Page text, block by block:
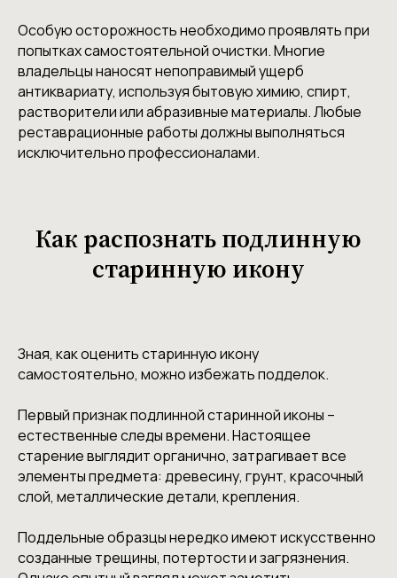
Особую осторожность необходимо проявлять при
попытках самостоятельной очистки. Многие
владельцы наносят непоправимый ущерб
антиквариату, используя бытовую химию, спирт,
растворители или абразивные материалы. Любые
реставрационные работы должны выполняться
исключительно профессионалами.
Как распознать подлинную
старинную икону
Зная, как оценить старинную икону
самостоятельно, можно избежать подделок.
Первый признак подлинной старинной иконы –
естественные следы времени. Настоящее
старение выглядит органично, затрагивает все
элементы предмета: древесину, грунт, красочный
слой, металлические детали, крепления.
Поддельные образцы нередко имеют искусственно
созданные трещины, потертости и загрязнения.